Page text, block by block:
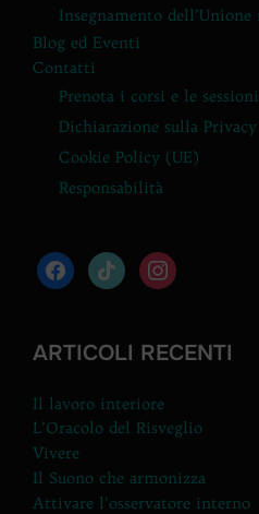
Insegnamento
Blog ed Eventi
Contatti
Prenota i corsi e le
Dichiarazione sulla
Cookie Policy (UE)
Responsabilità
facebooktiktok instagram
ARTICOLI RECENTI
Il lavoro interiore
L’Oracolo del Risveglio
Vivere
Il Suono che armonizza
Attivare l’osservatore interno